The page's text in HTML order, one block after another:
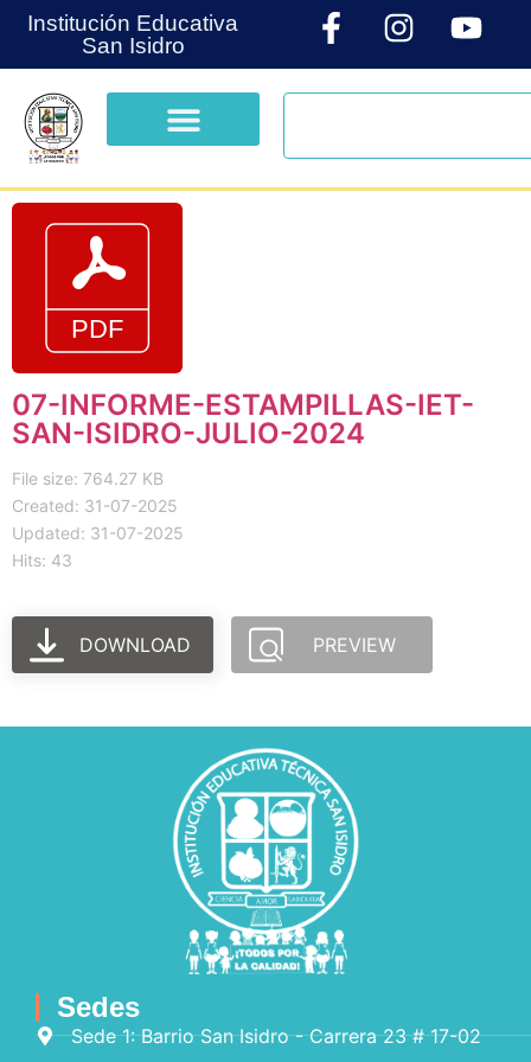
Institución Educativa
San Isidro
07-INFORME-ESTAMPILLAS-IET-
SAN-ISIDRO-JULIO-2024
File size: 764.27 KB
Created: 31-07-2025
Updated: 31-07-2025
Hits: 43
DOWNLOAD PREVIEW
Sedes
Sede 1: Barrio San Isidro - Carrera 23 # 17-02